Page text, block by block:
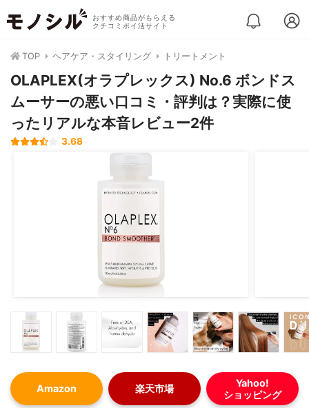
おすすめ商品がもらえる
クチコミポイ活サイト
TOP ヘアケア・スタイリング トリートメント
OLAPLEX(オラプレックス) No.6 ボンドス
ムーサーの悪い口コミ・評判は？実際に使
ったリアルな本音レビュー2件
3.68
Amazon 楽天市場
Yahoo!
ショッピング